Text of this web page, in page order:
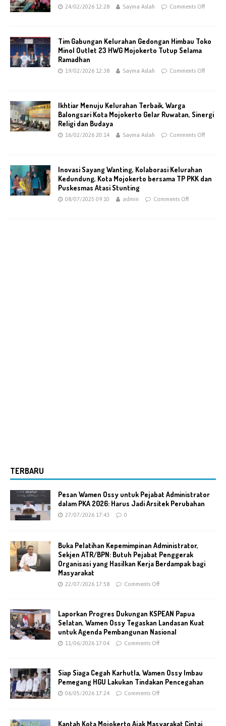
24/02/2026 12:28 Sayma Aslah Comments Off
Tim Gabungan Kelurahan Gedongan Himbau Toko
Minol Outlet 23 HWG Mojokerto Tutup Selama
Ramadhan
19/02/2026 12:38 Sayma Aslah Comments Off
Ikhtiar Menuju Kelurahan Terbaik, Warga
Balongsari Kota Mojokerto Gelar Ruwatan, Sinergi
Religi dan Budaya
16/02/2026 20:14 Sayma Aslah Comments Off
Inovasi Sayang Wanting, Kolaborasi Kelurahan
Kedundung, Kota Mojokerto bersama TP PKK dan
Puskesmas Atasi Stunting
08/07/2025 09:10 admin Comments Off
TERBARU
Pesan Wamen Ossy untuk Pejabat Administrator
dalam PKA 2026: Harus Jadi Arsitek Perubahan
27/07/2026 17:43 0
Buka Pelatihan Kepemimpinan Administrator,
Sekjen ATR/BPN: Butuh Pejabat Penggerak
Organisasi yang Hasilkan Kerja Berdampak bagi
Masyarakat
22/07/2026 17:58 Comments Off
Laporkan Progres Dukungan KSPEAN Papua
Selatan, Wamen Ossy Tegaskan Landasan Kuat
untuk Agenda Pembangunan Nasional
11/06/2026 17:04 Comments Off
Siap Siaga Cegah Karhutla, Wamen Ossy Imbau
Pemegang HGU Lakukan Tindakan Pencegahan
06/05/2026 17:24 Comments Off
Kantah Kota Mojokerto Ajak Masyarakat Cintai